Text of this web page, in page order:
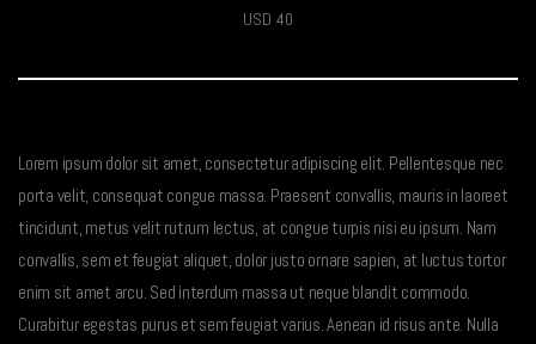
USD 40
Lorem ipsum dolor sit amet, consectetur adipiscing elit. Pellentesque nec
porta velit, consequat congue massa. Praesent convallis, mauris in laoreet
tincidunt, metus velit rutrum lectus, at congue turpis nisi eu ipsum. Nam
convallis, sem et feugiat aliquet, dolor justo ornare sapien, at luctus tortor
enim sit amet arcu. Sed interdum massa ut neque blandit commodo.
Curabitur egestas purus et sem feugiat varius. Aenean id risus ante. Nulla